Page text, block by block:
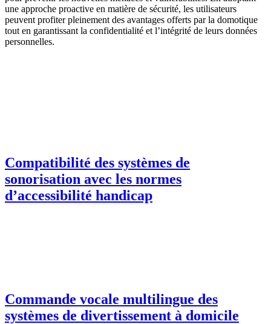
une approche proactive en matière de sécurité, les utilisateurs
peuvent profiter pleinement des avantages offerts par la domotique
tout en garantissant la confidentialité et l’intégrité de leurs données
personnelles.
Compatibilité des systèmes de
sonorisation avec les normes
d’accessibilité handicap
Commande vocale multilingue des
systèmes de divertissement à domicile